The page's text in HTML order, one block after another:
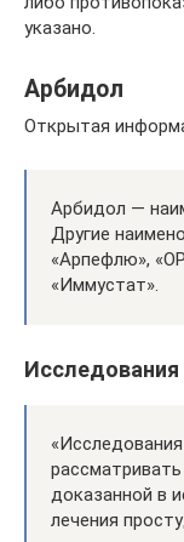
указано.
Арбидол
Открытая
Арбидол —
Другие
«Арпефлю»,
«Иммустат».
Исследования
доказанной в
лечения